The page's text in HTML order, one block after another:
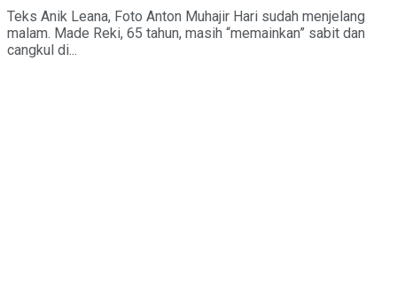
Teks Anik Leana, Foto Anton Muhajir Hari sudah menjelang
malam. Made Reki, 65 tahun, masih “memainkan” sabit dan
cangkul di...